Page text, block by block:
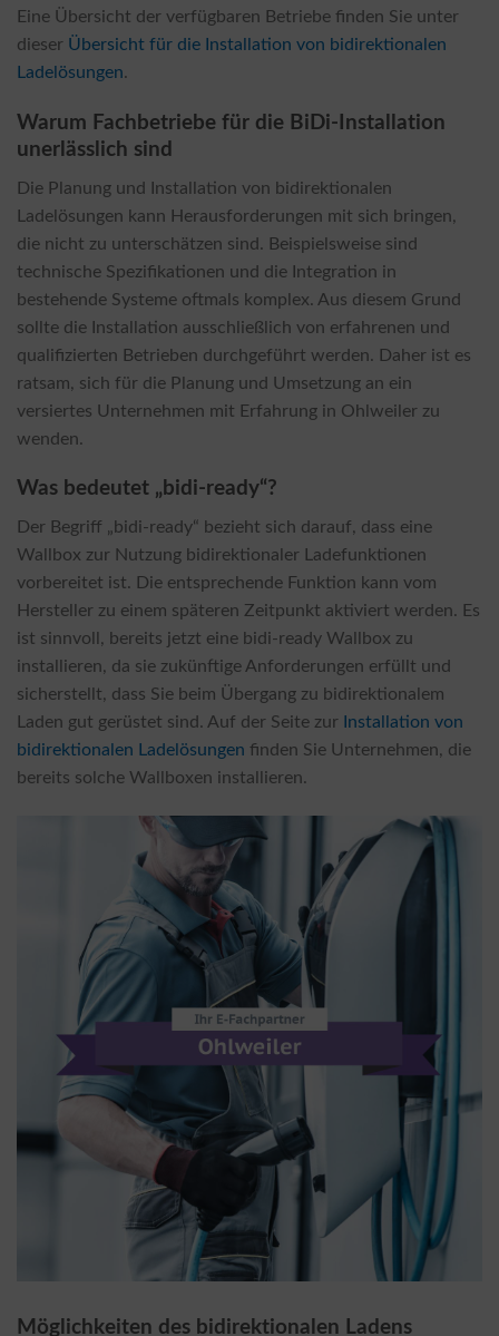
Eine Übersicht der verfügbaren Betriebe finden Sie unter
dieser Übersicht für die Installation von bidirektionalen
Ladelösungen.
Warum Fachbetriebe für die BiDi-Installation
unerlässlich sind
Die Planung und Installation von bidirektionalen
Ladelösungen kann Herausforderungen mit sich bringen,
die nicht zu unterschätzen sind. Beispielsweise sind
technische Spezifikationen und die Integration in
bestehende Systeme oftmals komplex. Aus diesem Grund
sollte die Installation ausschließlich von erfahrenen und
qualifizierten Betrieben durchgeführt werden. Daher ist es
ratsam, sich für die Planung und Umsetzung an ein
versiertes Unternehmen mit Erfahrung in Ohlweiler zu
wenden.
Was bedeutet „bidi-ready“?
Der Begriff „bidi-ready“ bezieht sich darauf, dass eine
Wallbox zur Nutzung bidirektionaler Ladefunktionen
vorbereitet ist. Die entsprechende Funktion kann vom
Hersteller zu einem späteren Zeitpunkt aktiviert werden. Es
ist sinnvoll, bereits jetzt eine bidi-ready Wallbox zu
installieren, da sie zukünftige Anforderungen erfüllt und
sicherstellt, dass Sie beim Übergang zu bidirektionalem
Laden gut gerüstet sind. Auf der Seite zur Installation von
bidirektionalen Ladelösungen finden Sie Unternehmen, die
bereits solche Wallboxen installieren.
Möglichkeiten des bidirektionalen Ladens